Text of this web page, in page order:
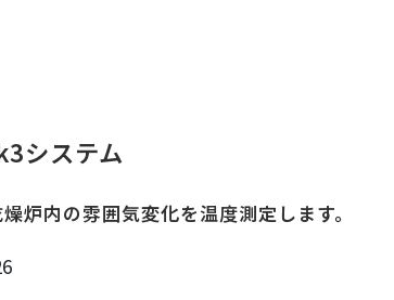
事例紹介
取扱品目
システム
炉内の雰囲気変化を温度測定します。